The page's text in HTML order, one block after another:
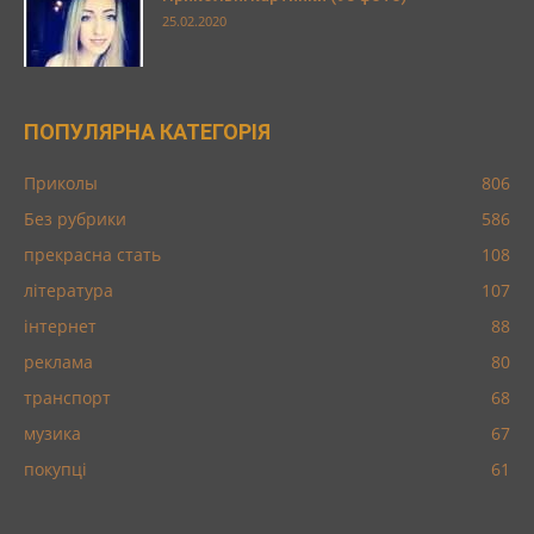
25.02.2020
ПОПУЛЯРНА КАТЕГОРІЯ
Приколы
806
Без рубрики
586
прекрасна стать
108
література
107
інтернет
88
реклама
80
транспорт
68
музика
67
покупці
61